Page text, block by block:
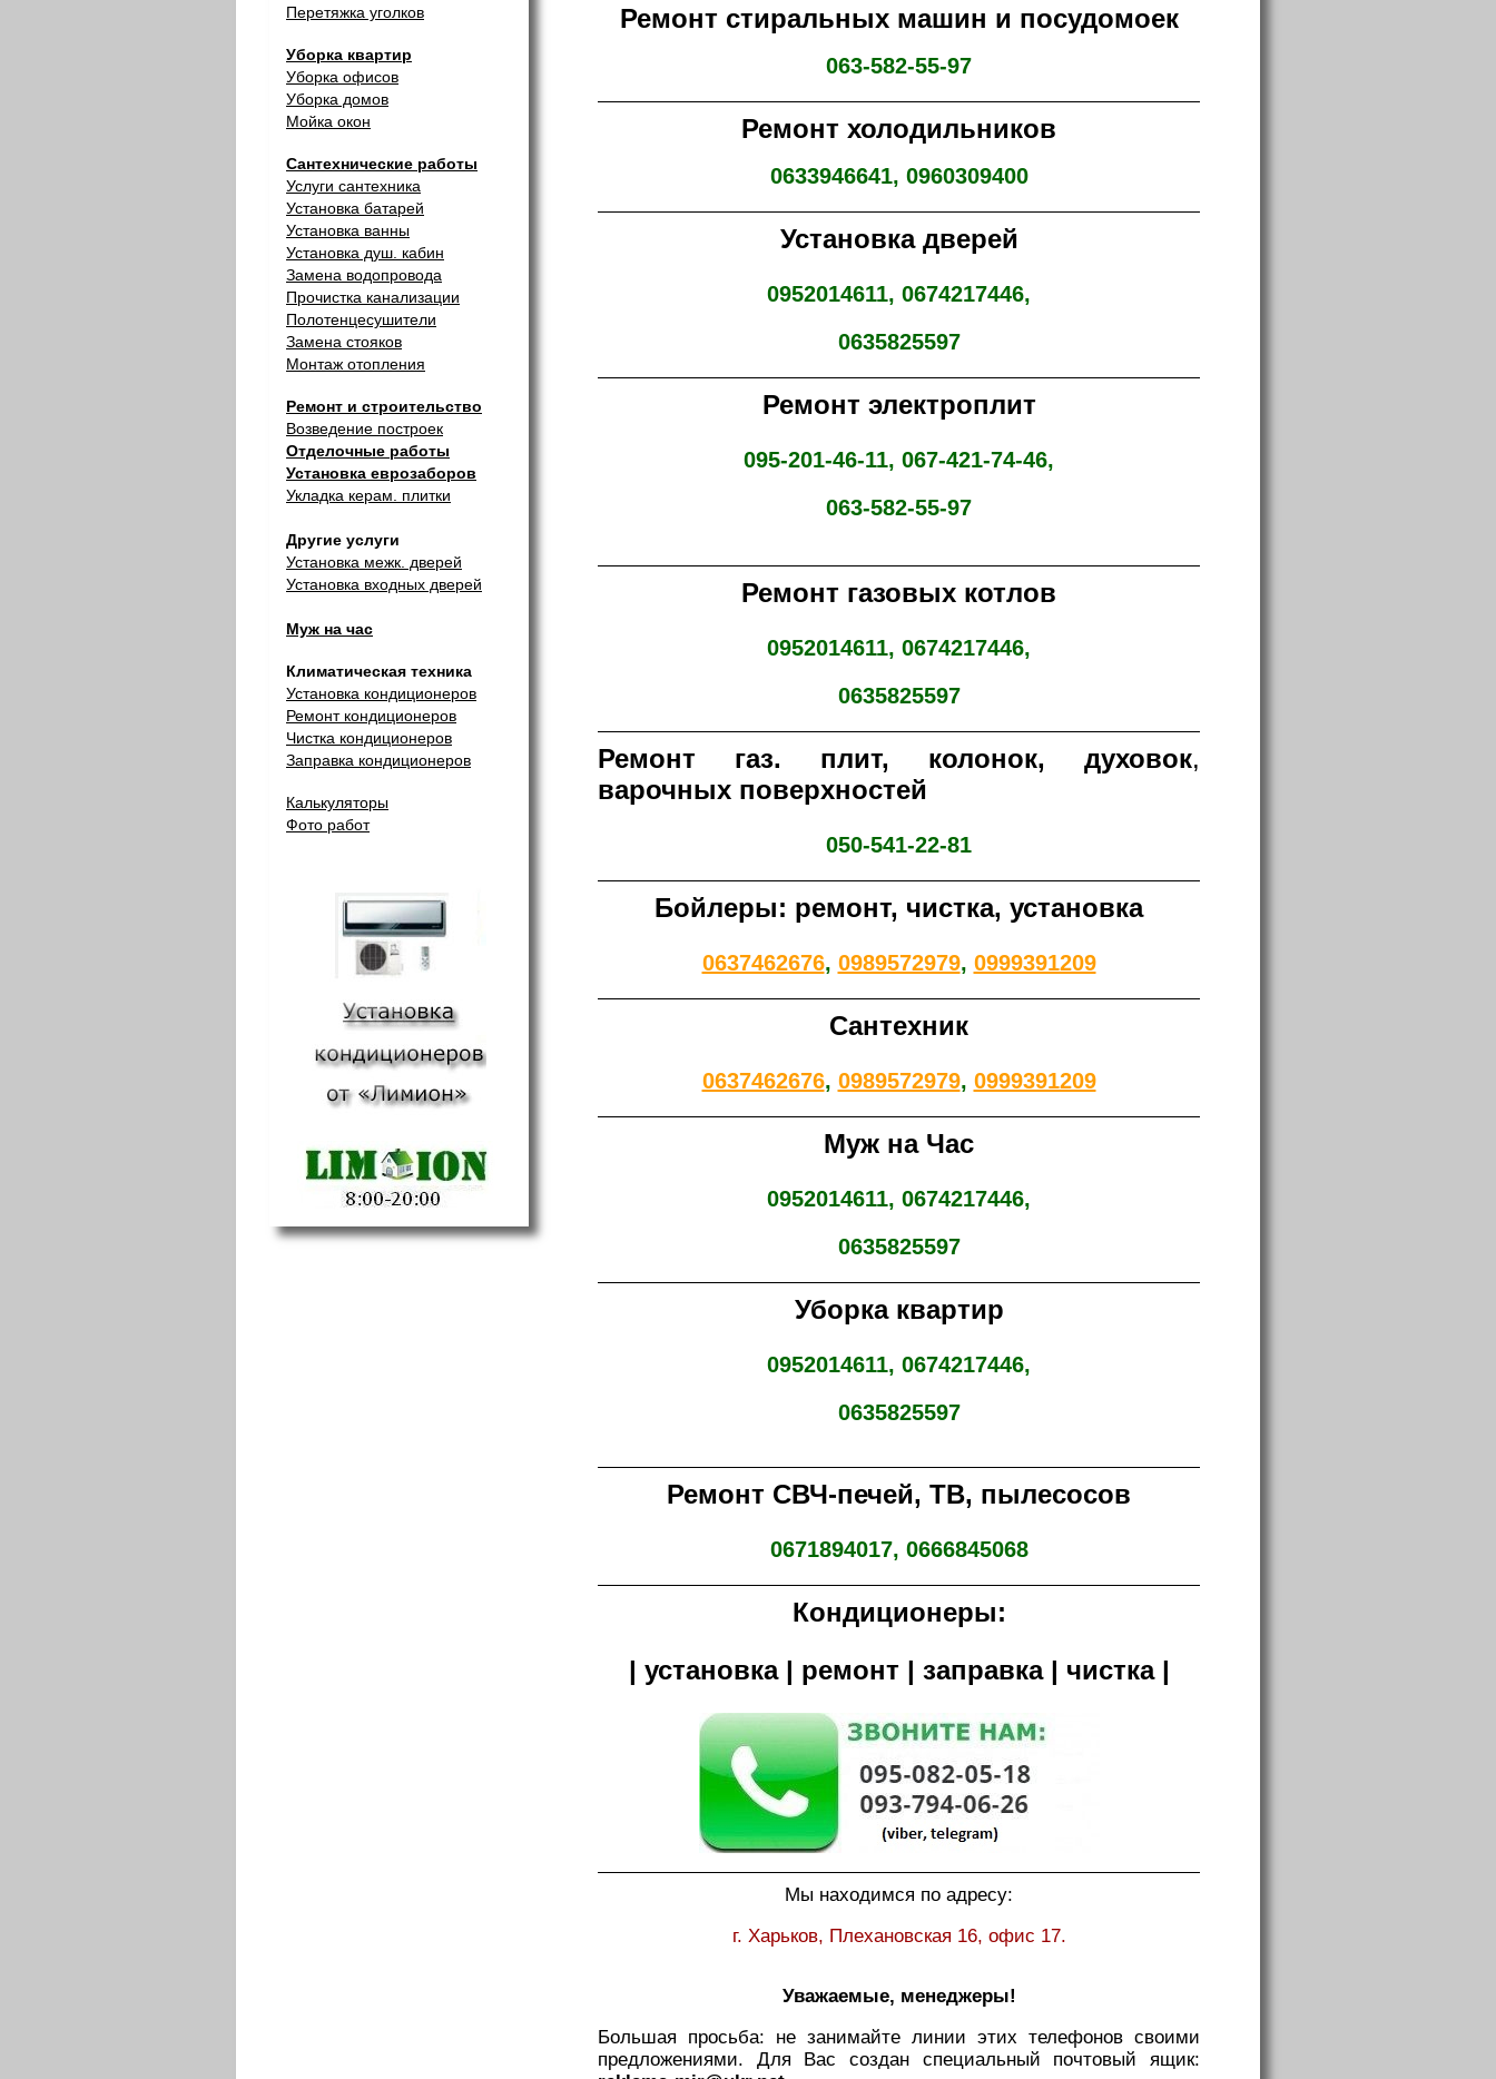
Перетяжка уголков
Уборка квартир
Уборка офисов
Уборка домов
Мойка окон
Сантехнические работы
Услуги сантехника
Установка батарей
Установка ванны
Установка душ. кабин
Замена водопровода
Прочистка канализации
Полотенцесушители
Замена стояков
Монтаж отопления
Ремонт и строительство
Возведение построек
Отделочные работы
Установка еврозаборов
Укладка керам. плитки
Другие услуги
Установка межк. дверей
Установка входных дверей
Муж на час
Климатическая техника
Установка кондиционеров
Ремонт кондиционеров
Чистка кондиционеров
Заправка кондиционеров
Калькуляторы
Фото работ
Ремонт стиральных машин и посудомоек
063-582-55-97
Ремонт холодильников
0633946641, 0960309400
Установка дверей
0952014611, 0674217446,
0635825597
Ремонт электроплит
095-201-46-11, 067-421-74-46,
063-582-55-97
Ремонт газовых котлов
0952014611, 0674217446,
0635825597
Ремонт газ. плит, колонок, духовок,
варочных поверхностей
050-541-22-81
Бойлеры: ремонт, чистка, установка
0637462676, 0989572979, 0999391209
Сантехник
0637462676, 0989572979, 0999391209
Муж на Час
0952014611, 0674217446,
0635825597
Уборка квартир
0952014611, 0674217446,
0635825597
Ремонт СВЧ-печей, ТВ, пылесосов
0671894017, 0666845068
Кондиционеры:
| установка | ремонт | заправка | чистка |
Мы находимся по адресу:
г. Харьков, Плехановская 16, офис 17.
Уважаемые, менеджеры!
Большая просьба: не занимайте линии этих телефонов своими
предложениями. Для Вас создан специальный почтовый ящик: